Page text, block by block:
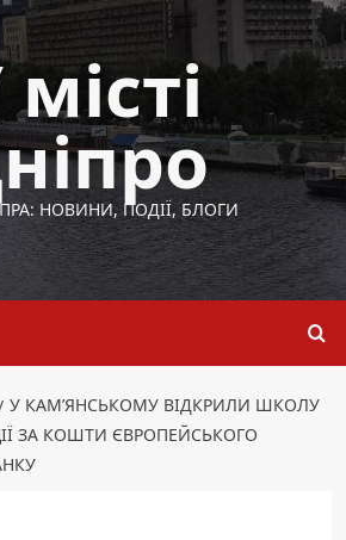
НОВИНИ, ПОДІЇ, БЛОГИ
У КАМʼЯНСЬКОМУ ВІДКРИЛИ ШКОЛУ
ЗА КОШТИ ЄВРОПЕЙСЬКОГО